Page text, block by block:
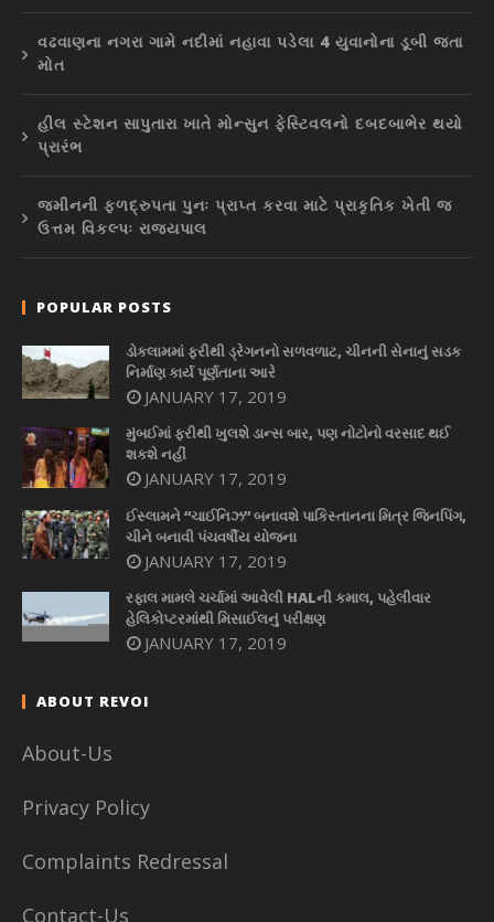
વઢવાણના નગરા ગામે નદીમાં નહાવા પડેલા 4 યુવાનોના ડૂબી જતા
મોત
હીલ સ્ટેશન સાપુતારા ખાતે મોન્સુન ફેસ્ટિવલનો દબદબાભેર થયો
પ્રારંભ
જમીનની ફળદ્રુપતા પુનઃ પ્રાપ્ત કરવા માટે પ્રાકૃતિક ખેતી જ
ઉત્તમ વિકલ્પઃ રાજ્યપાલ
POPULAR POSTS
ડોકલામમાં ફરીથી ડ્રેગનનો સળવળાટ, ચીનની સેનાનું સડક
નિર્માણ કાર્ય પૂર્ણતાના આરે
JANUARY 17, 2019
મુંબઈમાં ફરીથી ખુલશે ડાન્સ બાર, પણ નોટોનો વરસાદ થઈ
શકશે નહીં
JANUARY 17, 2019
ઈસ્લામને “ચાઈનિઝ” બનાવશે પાકિસ્તાનના મિત્ર જિનપિંગ,
ચીને બનાવી પંચવર્ષીય યોજના
JANUARY 17, 2019
રફાલ મામલે ચર્ચામાં આવેલી HALની કમાલ, પહેલીવાર
હેલિકોપ્ટરમાંથી મિસાઈલનું પરીક્ષણ
JANUARY 17, 2019
ABOUT REVOI
About-Us
Privacy Policy
Complaints Redressal
Contact-Us